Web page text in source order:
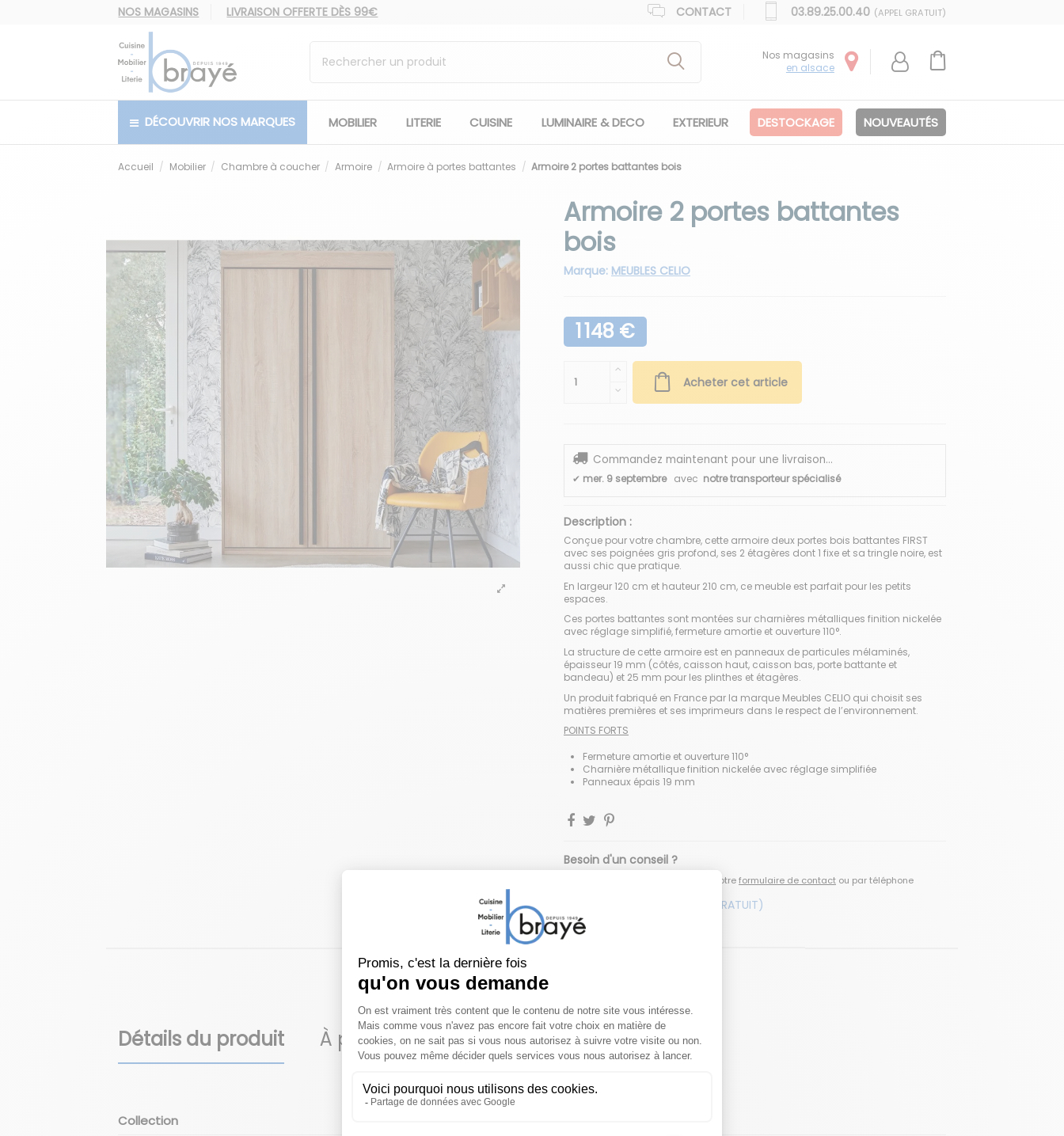
NOS MAGASINS LIVRAISON OFFERTE DÈS 99€ CONTACT 03.89.25.00.40 (APPEL GRATUIT)
Nos magasins
en alsace
DÉCOUVRIR NOS MARQUES MOBILIER LITERIE CUISINE LUMINAIRE & DECO EXTERIEUR DESTOCKAGE NOUVEAUTÉS
Accueil Mobilier Chambre à coucher Armoire Armoire à portes battantes Armoire 2 portes battantes bois
Armoire 2 portes battantes
bois
Marque: MEUBLES CELIO
1 148 €
Acheter cet article
Commandez maintenant pour une livraison...
✔ mer. 9 septembre avec notre transporteur spécialisé
Description :
Conçue pour votre chambre, cette armoire deux portes bois battantes FIRST
avec ses poignées gris profond, ses 2 étagères dont 1 fixe et sa tringle noire, est
aussi chic que pratique.
En largeur 120 cm et hauteur 210 cm, ce meuble est parfait pour les petits
espaces.
Ces portes battantes sont montées sur charnières métalliques finition nickelée
avec réglage simplifié, fermeture amortie et ouverture 110°.
La structure de cette armoire est en panneaux de particules mélaminés,
épaisseur 19 mm (côtés, caisson haut, caisson bas, porte battante et
bandeau) et 25 mm pour les plinthes et étagères.
Un produit fabriqué en France par la marque Meubles CELIO qui choisit ses
matières premières et ses imprimeurs dans le respect de l’environnement.
POINTS FORTS
Fermeture amortie et ouverture 110°
Charnière métallique finition nickelée avec réglage simplifiée
Panneaux épais 19 mm
Besoin d'un conseil ?
via notreformulaire de contact ou par téléphone
(APPEL GRATUIT)
Armoire 2 portes battantes bois
Détails du produit À propos de MEUBLES CELIO
Collection